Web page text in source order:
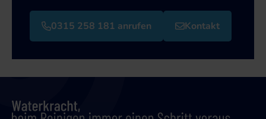
0315 258 181 anrufen Kontakt